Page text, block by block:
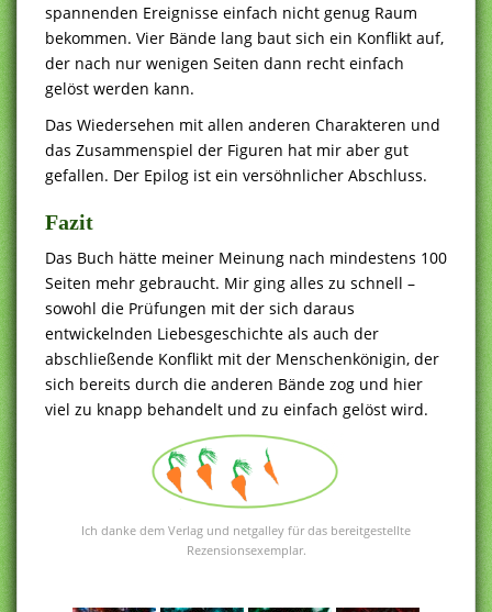
spannenden Ereignisse einfach nicht genug Raum
bekommen. Vier Bände lang baut sich ein Konflikt auf,
der nach nur wenigen Seiten dann recht einfach
gelöst werden kann.
Das Wiedersehen mit allen anderen Charakteren und
das Zusammenspiel der Figuren hat mir aber gut
gefallen. Der Epilog ist ein versöhnlicher Abschluss.
Fazit
Das Buch hätte meiner Meinung nach mindestens 100
Seiten mehr gebraucht. Mir ging alles zu schnell –
sowohl die Prüfungen mit der sich daraus
entwickelnden Liebesgeschichte als auch der
abschließende Konflikt mit der Menschenkönigin, der
sich bereits durch die anderen Bände zog und hier
viel zu knapp behandelt und zu einfach gelöst wird.
Ich danke dem Verlag und netgalley für das bereitgestellte
Rezensionsexemplar.